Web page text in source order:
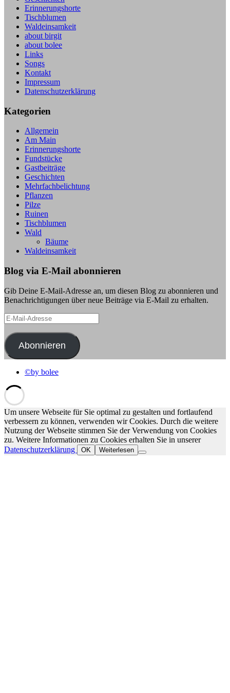
Erinnerungshorte
Tischblumen
Waldeinsamkeit
about birgit
about bolee
Links
Songs
Kontakt
Impressum
Datenschutzerklärung
Kategorien
Allgemein
Am Main
Erinnerungshorte
Fundstücke
Gastbeiträge
Geschichten
Mehrfachbelichtung
Pflanzen
Pilze
Ruinen
Tischblumen
Wald
Bäume
Waldeinsamkeit
Blog via E-Mail abonnieren
Gib Deine E-Mail-Adresse an, um diesen Blog zu abonnieren und
Benachrichtigungen über neue Beiträge via E-Mail zu erhalten.
E-
Mail-
Adresse
Abonnieren
©by bolee
Um unsere Webseite für Sie optimal zu gestalten und fortlaufend
verbessern zu können, verwenden wir Cookies. Durch die weitere
Nutzung der Webseite stimmen Sie der Verwendung von Cookies
zu. Weitere Informationen zu Cookies erhalten Sie in unserer
Datenschutzerklärung
OK Weiterlesen